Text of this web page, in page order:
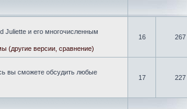
Juliette и его многочисленным
(другие версии, сравнение)
16 267
вы сможете обсудить любые
17 227